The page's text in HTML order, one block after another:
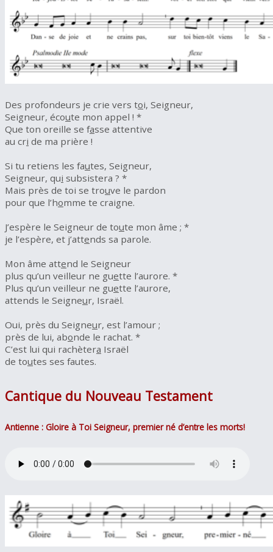
Des profondeurs je crie vers toi, Seigneur,
Seigneur, écoute mon appel ! *
Que ton oreille se fasse attentive
au cri de ma prière !
Si tu retiens les fautes, Seigneur,
Seigneur, qui subsistera ? *
Mais près de toi se trouve le pardon
pour que l’homme te craigne.
J’espère le Seigneur de toute mon âme ; *
je l’espère, et j’attends sa parole.
Mon âme attend le Seigneur
plus qu’un veilleur ne guette l’aurore. *
Plus qu’un veilleur ne guette l’aurore,
attends le Seigneur, Israël.
Oui, près du Seigneur, est l’amour ;
près de lui, abonde le rachat. *
C’est lui qui rachètera Israël
de toutes ses fautes.
Cantique du Nouveau Testament
Antienne : Gloire à Toi Seigneur, premier né d’entre les morts!